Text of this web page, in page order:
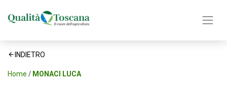
INDIETRO
Home MONACI LUCA